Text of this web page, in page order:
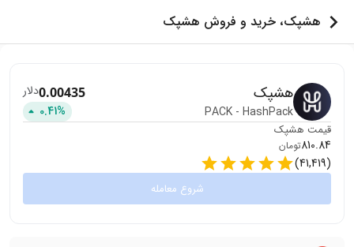
هشپک، خرید و فروش هشپک
هشپک
PACK - HashPack
0.00435دلار
0.41%
قیمت هشپک
810.84تومان
(
41,419
)
شروع معامله